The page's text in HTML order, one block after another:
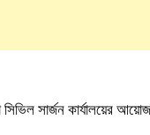
সিভিল সার্জন